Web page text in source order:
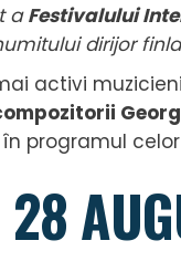
aFestivalului
dirijor
activi
ompozitorii
programul
28